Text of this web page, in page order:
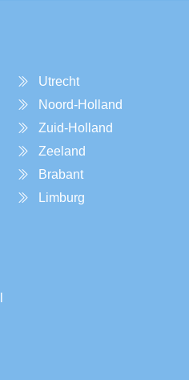
Utrecht
Noord-Holland
Zuid-Holland
Zeeland
Brabant
Limburg